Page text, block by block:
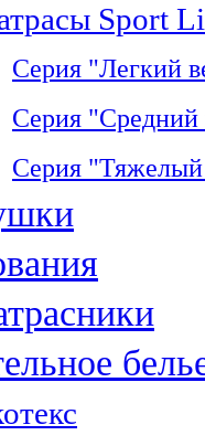
Sport
Серия "Легкий
Серия "Средний
Серия "Тяжелый